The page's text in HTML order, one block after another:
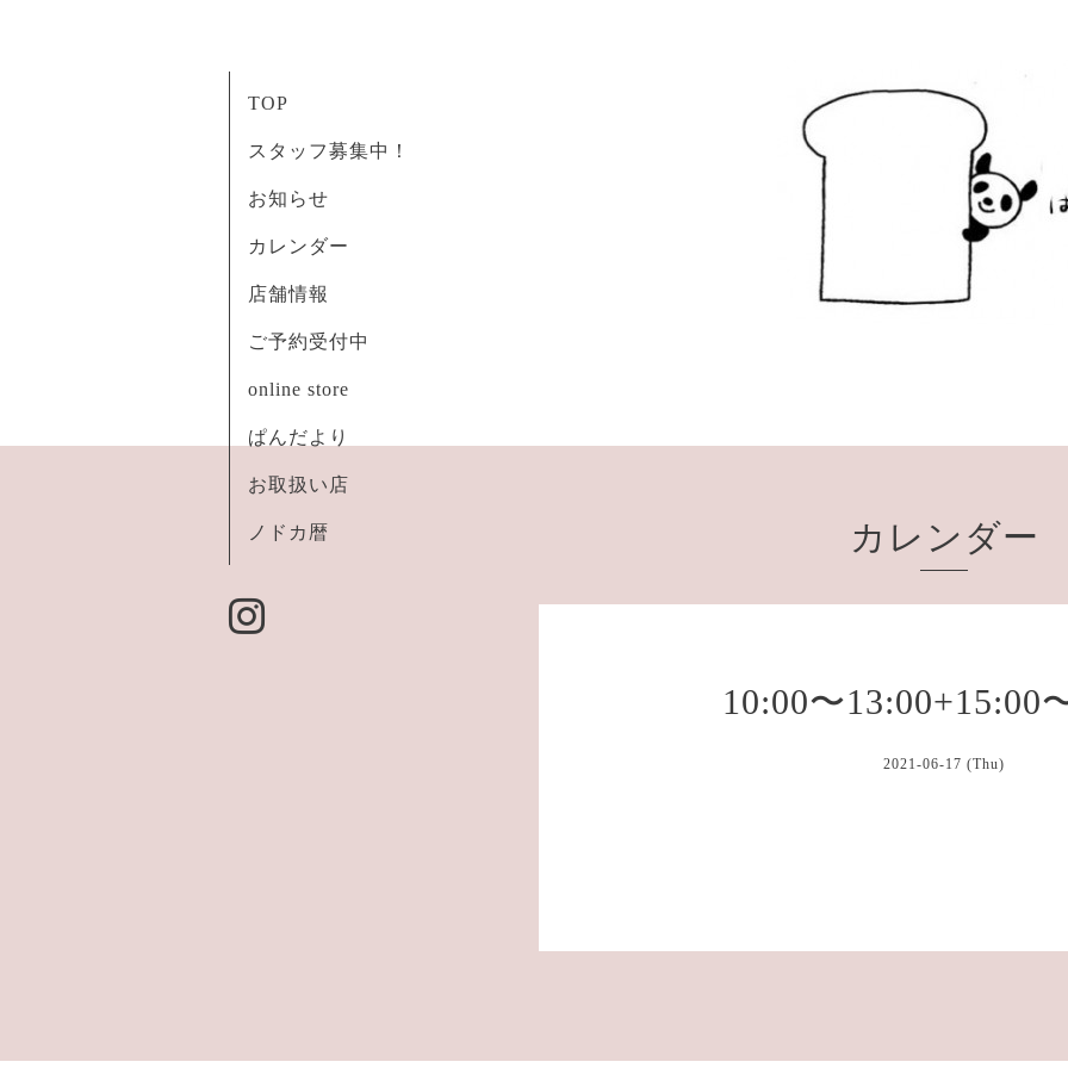
TOP
スタッフ募集中！
お知らせ
カレンダー
店舗情報
ご予約受付中
online store
ぱんだより
お取扱い店
ノドカ暦 カレンダー
10:00〜13:00+15:00
2021-06-17 (Thu)